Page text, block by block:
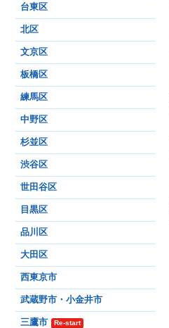
台東区
北区
文京区
板橋区
練馬区
中野区
杉並区
渋谷区
世田谷区
目黒区
品川区
大田区
西東京市
武蔵野市・小金井市
三鷹市 Re-start